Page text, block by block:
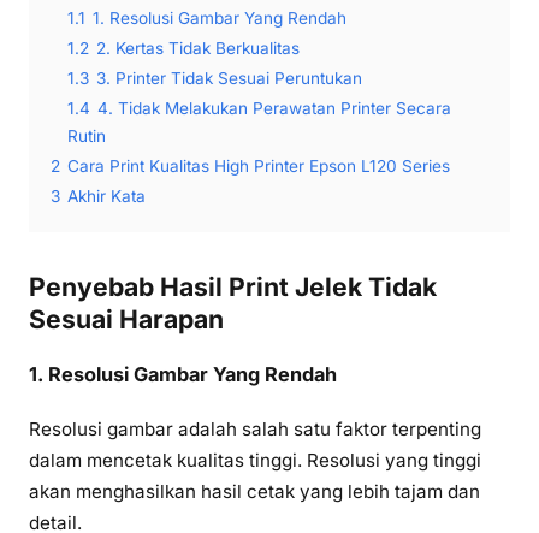
1.1 1. Resolusi Gambar Yang Rendah
1.2 2. Kertas Tidak Berkualitas
1.3 3. Printer Tidak Sesuai Peruntukan
1.4 4. Tidak Melakukan Perawatan Printer Secara
Rutin
2 Cara Print Kualitas High Printer Epson L120 Series
3 Akhir Kata
Penyebab Hasil Print Jelek Tidak
Sesuai Harapan
1. Resolusi Gambar Yang Rendah
Resolusi gambar adalah salah satu faktor terpenting
dalam mencetak kualitas tinggi. Resolusi yang tinggi
akan menghasilkan hasil cetak yang lebih tajam dan
detail.